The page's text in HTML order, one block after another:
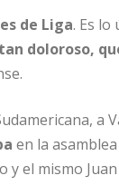
de Liga. Es lo
doloroso,
a
en la
y el mismo